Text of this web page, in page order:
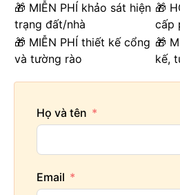
🎁 MIỄN PHÍ khảo sát hiện
trạng đất/nhà
🎁
cấp
🎁 MIỄN PHÍ thiết kế cổng
và tường rào
🎁
kế,
Họ và tên
Email